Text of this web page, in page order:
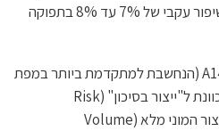
חיצוניות, החברה רושמת כעת שיפור עקבי של 7% עד 8% בתפוקה
לגבי הדור הבא, טכנולוגיית ה-A14 (הנחשבת למתקדמת ביותר במפת
הדרכים), ציין טאן כי החברה מכוונת ל"ייצור בסיכון" (Risk
Production) בשנת 2028 ולייצור המוני מלא (Volume